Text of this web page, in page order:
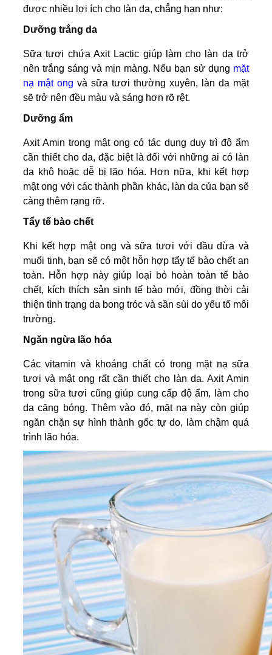
được nhiều lợi ích cho làn da, chẳng hạn như:
Dưỡng trắng da
Sữa tươi chứa Axit Lactic giúp làm cho làn da trở
nên trắng sáng và mịn màng. Nếu bạn sử dụng mặt
nạ mật ong và sữa tươi thường xuyên, làn da mặt
sẽ trở nên đều màu và sáng hơn rõ rệt.
Dưỡng ẩm
Axit Amin trong mật ong có tác dụng duy trì độ ẩm
cần thiết cho da, đặc biệt là đối với những ai có làn
da khô hoặc dễ bị lão hóa. Hơn nữa, khi kết hợp
mật ong với các thành phần khác, làn da của bạn sẽ
càng thêm rạng rỡ.
Tẩy tế bào chết
Khi kết hợp mật ong và sữa tươi với dầu dừa và
muối tinh, bạn sẽ có một hỗn hợp tẩy tế bào chết an
toàn. Hỗn hợp này giúp loại bỏ hoàn toàn tế bào
chết, kích thích sản sinh tế bào mới, đồng thời cải
thiện tình trạng da bong tróc và sần sùi do yếu tố môi
trường.
Ngăn ngừa lão hóa
Các vitamin và khoáng chất có trong mặt nạ sữa
tươi và mật ong rất cần thiết cho làn da. Axit Amin
trong sữa tươi cũng giúp cung cấp độ ẩm, làm cho
da căng bóng. Thêm vào đó, mặt nạ này còn giúp
ngăn chặn sự hình thành gốc tự do, làm chậm quá
trình lão hóa.